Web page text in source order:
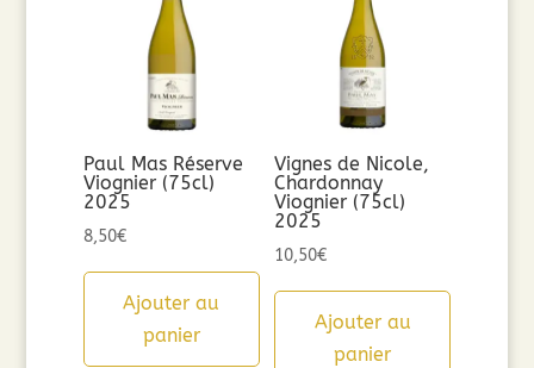
Paul Mas Réserve
Viognier (75cl)
2025
8,50€
Ajouter au
panier
Vignes de Nicole,
Chardonnay
Viognier (75cl)
2025
10,50€
Ajouter au
panier